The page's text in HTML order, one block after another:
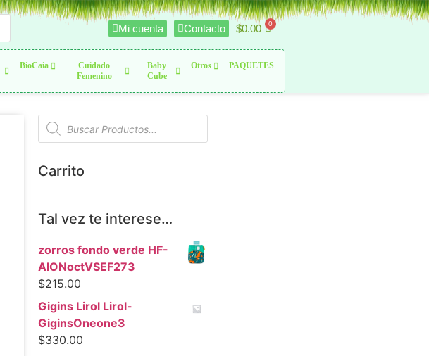
Mi cuenta Contacto $0.00
BioCaia
Cuidado
Femenino
Baby
Cube
Otros PAQUETES
Carrito
Tal vez te interese…
zorros fondo verde HF-
AIONoctVSEF273
$215.00
Gigins Lirol Lirol-
GiginsOneone3
$330.00